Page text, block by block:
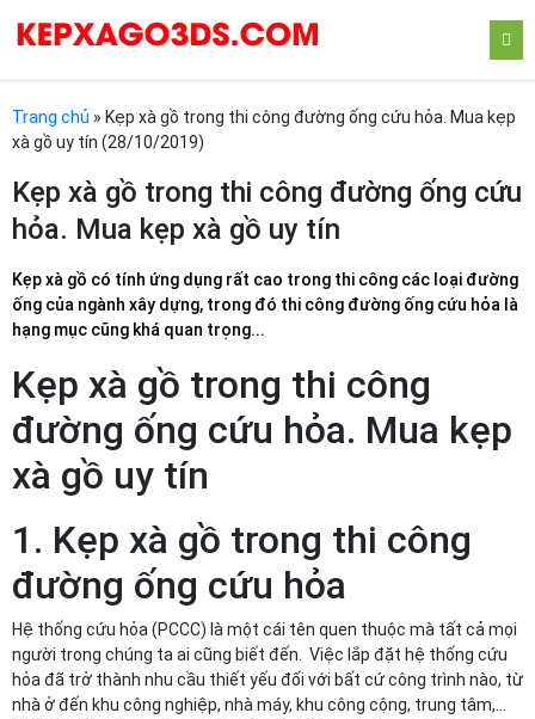
Trang chủ » Kẹp xà gồ trong thi công đường ống cứu hỏa. Mua kẹp
xà gồ uy tín (28/10/2019)
Kẹp xà gồ trong thi công đường ống cứu
hỏa. Mua kẹp xà gồ uy tín
Kẹp xà gồ có tính ứng dụng rất cao trong thi công các loại đường
ống của ngành xây dựng, trong đó thi công đường ống cứu hỏa là
hạng mục cũng khá quan trọng...
Kẹp xà gồ trong thi công
đường ống cứu hỏa. Mua kẹp
xà gồ uy tín
1. Kẹp xà gồ trong thi công
đường ống cứu hỏa
Hệ thống cứu hỏa (PCCC) là một cái tên quen thuộc mà tất cả mọi
người trong chúng ta ai cũng biết đến. Việc lắp đặt hệ thống cứu
hỏa đã trở thành nhu cầu thiết yếu đối với bất cứ công trình nào, từ
nhà ở đến khu công nghiệp, nhà máy, khu công cộng, trung tâm,…